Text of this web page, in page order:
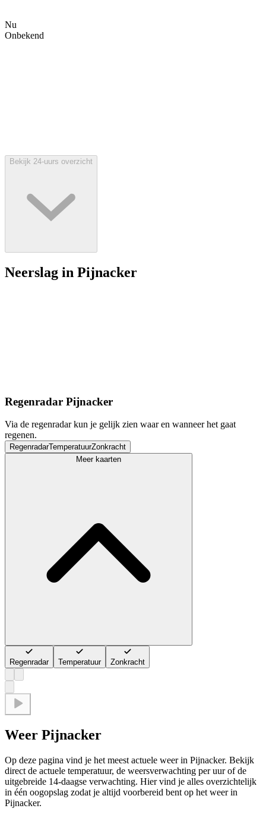
Nu
Onbekend
Bekijk 24-uurs overzicht
Neerslag in Pijnacker
Regenradar Pijnacker
Via de regenradar kun je gelijk zien waar en wanneer het gaat
regenen.
RegenradarTemperatuurZonkracht
Meer kaarten
Regenradar Temperatuur Zonkracht
Weer Pijnacker
Op deze pagina vind je het meest actuele weer in Pijnacker. Bekijk
direct de actuele temperatuur, de weersverwachting per uur of de
uitgebreide 14-daagse verwachting. Hier vind je alles overzichtelijk
in één oogopslag zodat je altijd voorbereid bent op het weer in
Pijnacker.